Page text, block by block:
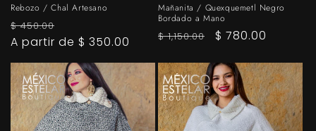
Rebozo / Chal Artesano
Precio
habitual
$ 450.00
de
oferta
A partir de $ 350.00
Mañanita / Quexquemetl Negro
Bordado a Mano
Precio
$ 1,150.00
Precio
oferta
$ 780.00